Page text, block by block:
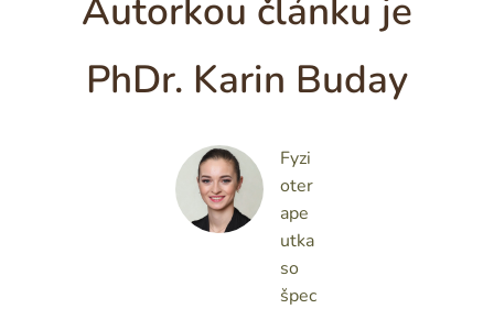
Autorkou článku je
PhDr. Karin Buday
Fyzi
oter
ape
utka
so
špec